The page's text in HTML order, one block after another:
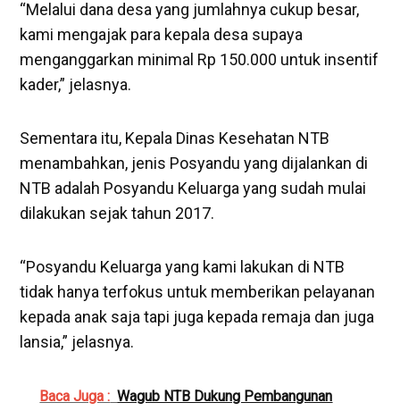
“Melalui dana desa yang jumlahnya cukup besar,
kami mengajak para kepala desa supaya
menganggarkan minimal Rp 150.000 untuk insentif
kader,” jelasnya.
Sementara itu, Kepala Dinas Kesehatan NTB
menambahkan, jenis Posyandu yang dijalankan di
NTB adalah Posyandu Keluarga yang sudah mulai
dilakukan sejak tahun 2017.
“Posyandu Keluarga yang kami lakukan di NTB
tidak hanya terfokus untuk memberikan pelayanan
kepada anak saja tapi juga kepada remaja dan juga
lansia,” jelasnya.
Baca Juga : Wagub NTB Dukung Pembangunan